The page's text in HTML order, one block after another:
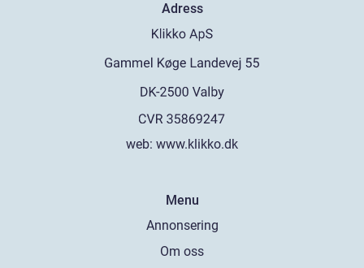
Adress
web: www.klikko.dk
Menu
Annonsering
Om oss